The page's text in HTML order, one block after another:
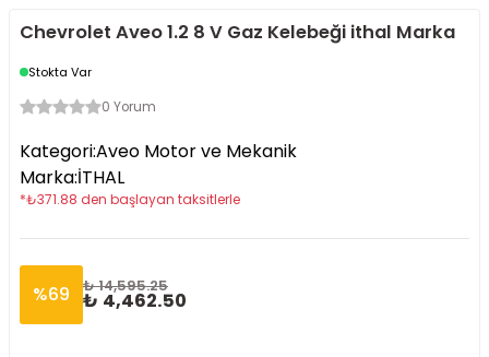
Chevrolet Aveo 1.2 8 V Gaz Kelebeği ithal Marka
Stokta Var
0 Yorum
Kategori:Aveo Motor ve Mekanik
Marka:İTHAL
*₺371.88 den başlayan taksitlerle
%69 ₺ 14,595.25
₺ 4,462.50